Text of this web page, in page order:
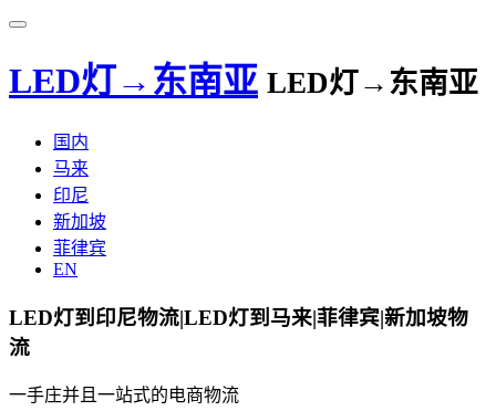
LED灯→东南亚 LED灯→东南亚
国内
马来
印尼
新加坡
菲律宾
EN
LED灯到印尼物流|LED灯到马来|菲律宾|新加坡物
流
一手庄并且一站式的电商物流